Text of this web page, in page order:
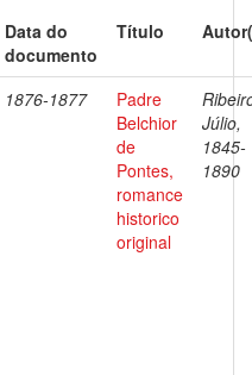
Data do
documento
Título
1876-1877
Padre
Belchior
de
Pontes,
romance
historico
original
Júlio,
1845-
1890